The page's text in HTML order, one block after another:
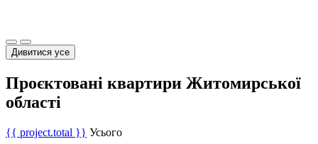
Дивитися усе
Проєктовані квартири Житомирської
області
{{ project.total }} Усього